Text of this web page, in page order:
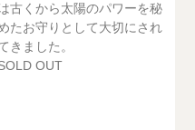
古くから太陽のパワーを秘
たお守りとして大切にされ
きました。
OUT